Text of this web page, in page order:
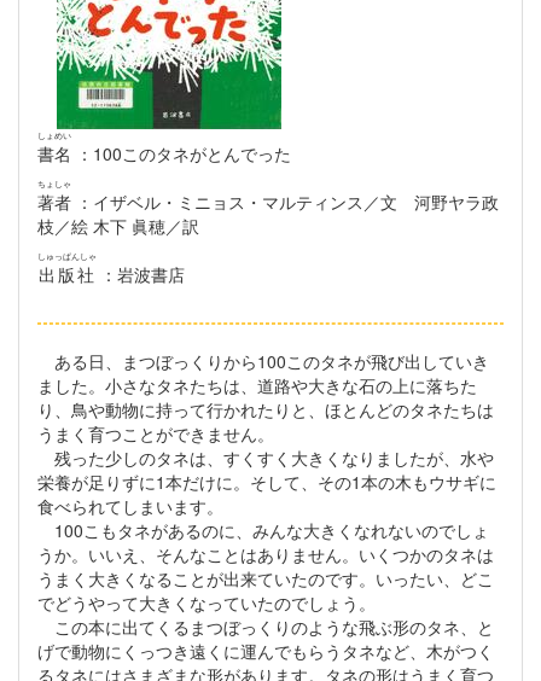
書名
しょめい
：100このタネがとんでった
著者
ちょしゃ
：イザベル・ミニョス・マルティンス／文 河野ヤラ政
枝／絵 木下 眞穂／訳
出版社
しゅっぱんしゃ
：岩波書店
ある日、まつぼっくりから100このタネが飛び出していき
ました。小さなタネたちは、道路や大きな石の上に落ちた
り、鳥や動物に持って行かれたりと、ほとんどのタネたちは
うまく育つことができません。
残った少しのタネは、すくすく大きくなりましたが、水や
栄養が足りずに1本だけに。そして、その1本の木もウサギに
食べられてしまいます。
100こもタネがあるのに、みんな大きくなれないのでしょ
うか。いいえ、そんなことはありません。いくつかのタネは
うまく大きくなることが出来ていたのです。いったい、どこ
でどうやって大きくなっていたのでしょう。
この本に出てくるまつぼっくりのような飛ぶ形のタネ、と
げで動物にくっつき遠くに運んでもらうタネなど、木がつく
るタネにはさまざまな形があります。タネの形はうまく育つ